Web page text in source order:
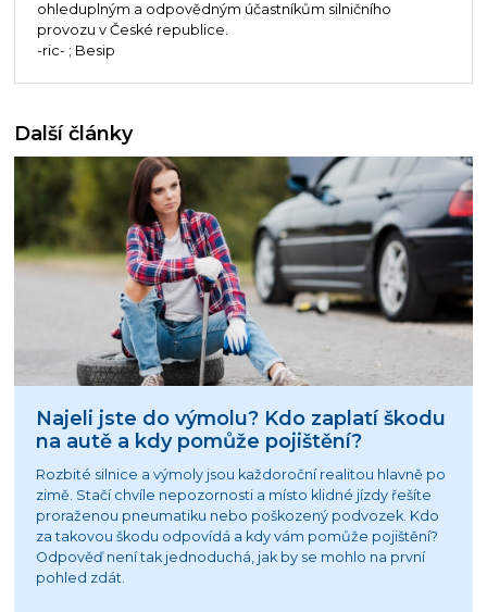
ohleduplným a odpovědným účastníkům silničního
provozu v České republice.
-ric- ; Besip
Další články
Najeli jste do výmolu? Kdo zaplatí škodu
na autě a kdy pomůže pojištění?
Rozbité silnice a výmoly jsou každoroční realitou hlavně po
zimě. Stačí chvíle nepozornosti a místo klidné jízdy řešíte
proraženou pneumatiku nebo poškozený podvozek. Kdo
za takovou škodu odpovídá a kdy vám pomůže pojištění?
Odpověď není tak jednoduchá, jak by se mohlo na první
pohled zdát.